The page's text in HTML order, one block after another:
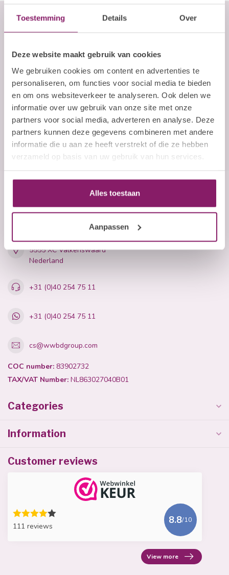
Toestemming Details Over
Deze website maakt gebruik van cookies
We gebruiken cookies om content en advertenties te
personaliseren, om functies voor social media te bieden
en om ons websiteverkeer te analyseren. Ook delen we
informatie over uw gebruik van onze site met onze
partners voor social media, adverteren en analyse. Deze
partners kunnen deze gegevens combineren met andere
informatie die u aan ze heeft verstrekt of die ze hebben
verzameld op basis van uw gebruik van hun services.
Alles toestaan
Aanpassen
Abonneer je op onze nieuwsbrief
Blijf op de hoogte over onze laatste acties
E-mailadres
Abonneer
Nails and More
John F. Kennedylaan 21L
5555 XC Valkenswaard
Nederland
+31 (0)40 254 75 11
+31 (0)40 254 75 11
cs@wwbdgroup.com
COC number: 83902732
TAX/VAT Number: NL863027040B01
Categories
Information
Customer reviews
111 reviews
8.8/10
View more